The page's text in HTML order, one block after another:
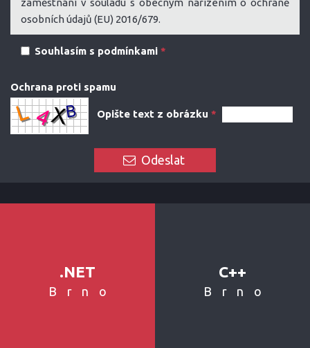
zaměstnání v souladu s obecným nařízením o ochraně
osobních údajů (EU) 2016/679.
Souhlasím s podmínkami *
Ochrana proti spamu
Opište text z obrázku *
Odeslat
.NET
Brno
C++
Brno